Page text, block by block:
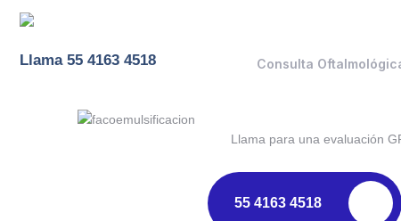
Llama 55 4163 4518 Consulta
Llama para una evaluación
55 4163 4518